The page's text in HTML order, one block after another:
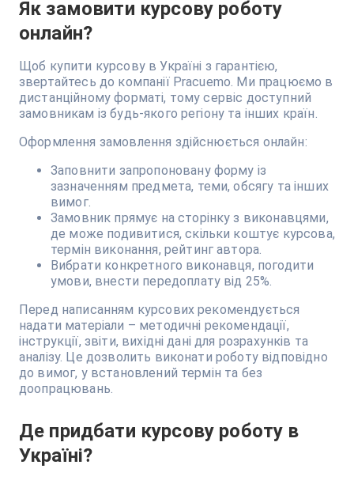
Як замовити курсову роботу
онлайн?
Щоб купити курсову в Україні з гарантією,
звертайтесь до компанії Pracuemo. Ми працюємо в
дистанційному форматі, тому сервіс доступний
замовникам із будь-якого регіону та інших країн.
Оформлення замовлення здійснюється онлайн:
Заповнити запропоновану форму із
зазначенням предмета, теми, обсягу та інших
вимог.
Замовник прямує на сторінку з виконавцями,
де може подивитися, скільки коштує курсова,
термін виконання, рейтинг автора.
Вибрати конкретного виконавця, погодити
умови, внести передоплату від 25%.
Перед написанням курсових рекомендується
надати матеріали – методичні рекомендації,
інструкції, звіти, вихідні дані для розрахунків та
аналізу. Це дозволить виконати роботу відповідно
до вимог, у встановлений термін та без
доопрацювань.
Де придбати курсову роботу в
Україні?